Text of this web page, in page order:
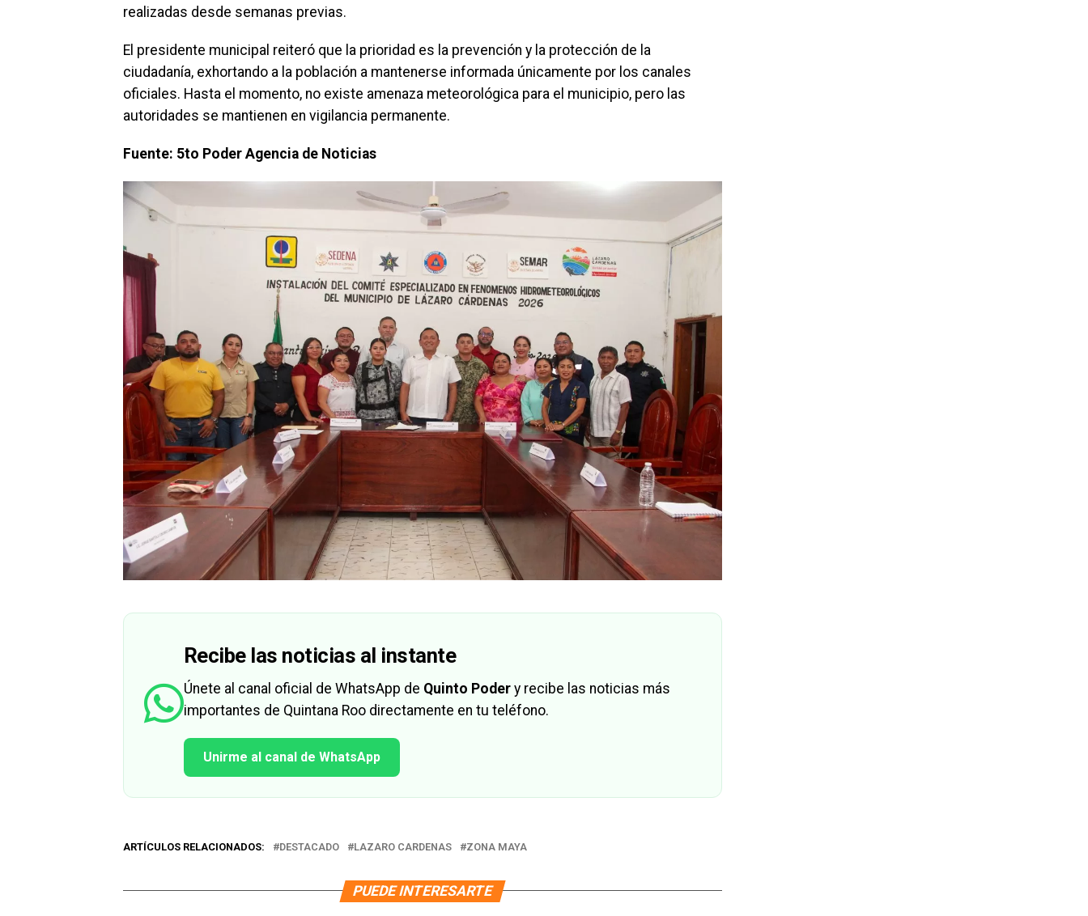
realizadas desde semanas previas.
El presidente municipal reiteró que la prioridad es la prevención y la protección de la
ciudadanía, exhortando a la población a mantenerse informada únicamente por los canales
oficiales. Hasta el momento, no existe amenaza meteorológica para el municipio, pero las
autoridades se mantienen en vigilancia permanente.
Fuente: 5to Poder Agencia de Noticias
Recibe las noticias al instante
Únete al canal oficial de WhatsApp de Quinto Poder y recibe las noticias más
importantes de Quintana Roo directamente en tu teléfono.
Unirme al canal de WhatsApp
ARTÍCULOS RELACIONADOS: DESTACADO LAZARO CARDENAS ZONA MAYA
PUEDE INTERESARTE